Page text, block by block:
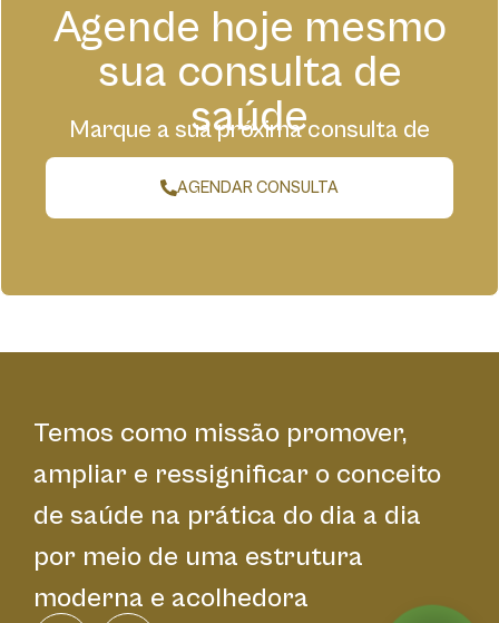
Agende hoje mesmo
sua consulta de
saúde
Marque a sua próxima consulta de
forma fácil e cômoda conosco.
AGENDAR CONSULTA
Temos como missão promover,
ampliar e ressignificar o conceito
de saúde na prática do dia a dia
por meio de uma estrutura
moderna e acolhedora